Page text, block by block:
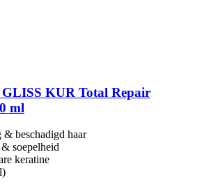
KUR Total Repair
ml
& beschadigd haar
soepelheid
keratine